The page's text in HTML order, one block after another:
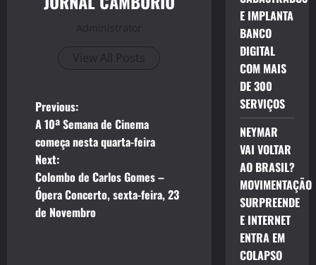
Administrator
View All Posts
P
o
s
t
Previous:
A 10ª Semana de Cinema
começa nesta quarta-feira
Next:
Colombo de Carlos Gomes –
Ópera Concerto, sexta-feira, 23
de Novembro
E IMPLANTA
BANCO
DIGITAL
COM MAIS
DE 300
SERVIÇOS
NEYMAR
VAI VOLTAR
AO BRASIL?
MOVIMENTAÇÃO
SURPREENDE
E INTERNET
ENTRA EM
COLAPSO